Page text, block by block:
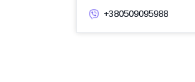
+380509095988